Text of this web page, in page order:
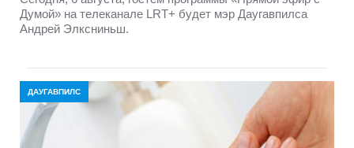
Думой» на телеканале LRT+ будет мэр Даугавпилса
Андрей Элксниньш.
ДАУГАВПИЛС